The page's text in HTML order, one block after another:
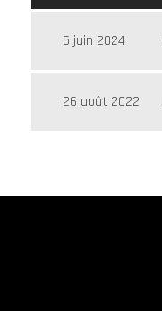
5 juin 2024
26 août 2022